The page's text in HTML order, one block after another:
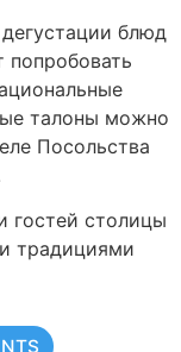
блюд
попробовать
талоны можно
Посольства
гостей столицы
традициями